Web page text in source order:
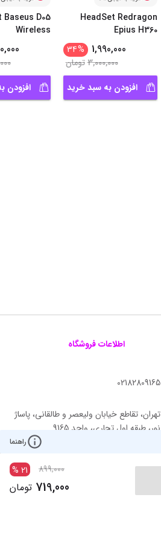
HeadSet Redragon
Epius H360
1,990,000
%
34
3,000,000تومان
افزودن به سبد خرید
D05
Wireless
افزودن
راهنما
899,000
21
%
719,000 تومان
اطلاعات فروشگاه
02182809165
تهران، تقاطع خیابان ولیعصر و طالقانی، پاساژ
نور، طبقه اول تجاری، واحد 9165